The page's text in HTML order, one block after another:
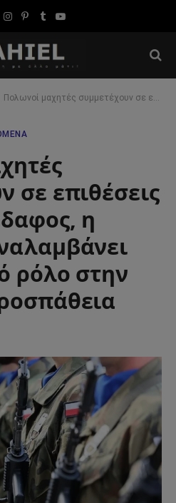
Instagram
Pinterest
TumblrYouTube
Πολωνοί μαχητές συμμετέχουν σε επιθέσεις σε ρωσικό έδαφος, η Βαρσοβία αναλαμβάνει τον κεντρικό ρόλο στην πολεμική προσπάθεια
σε επιθέσεις
η
ρόλο στην